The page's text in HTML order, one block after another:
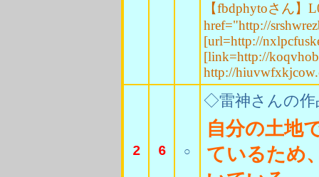
【fbdphytoさん】
href="http://
[url=http://
[link=http://
http://
2 6 ○
◇雷神さんの作
自分の土地
ているため